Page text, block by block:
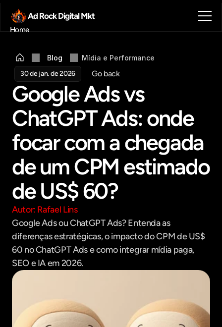
Ad Rock Digital Mkt
Home
Blog
Contato
Get in touch
Blog
Mídia e Performance
30 de jan. de 2026
Go back
Google Ads vs
ChatGPT Ads: onde
focar com a chegada
de um CPM estimado
de US$ 60?
Autor: Rafael Lins
Google Ads ou ChatGPT Ads? Entenda as
diferenças estratégicas, o impacto do CPM de US$
60 no ChatGPT Ads e como integrar mídia paga,
SEO e IA em 2026.